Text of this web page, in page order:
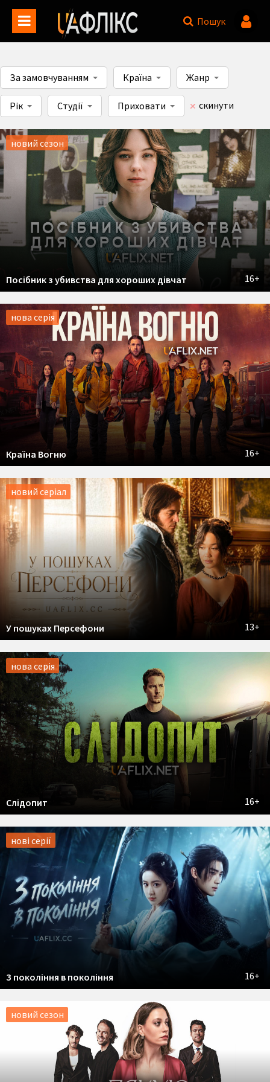
Пошук
За замовчуванням Країна Жанр
Рік Студії Приховати скинути
новий сезон
16+
Посібник з убивства для хороших дівчат
нова серія
16+
Країна Вогню
новий серіал
13+
У пошуках Персефони
нова серія
16+
Слідопит
нові серії
16+
З покоління в покоління
новий сезон